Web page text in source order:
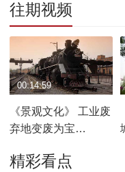
往期视频
《景观文化》 工业废
弃地变废为宝
00:14:59
精彩看点